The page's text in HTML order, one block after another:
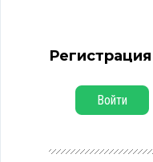
Регистрация
Войти